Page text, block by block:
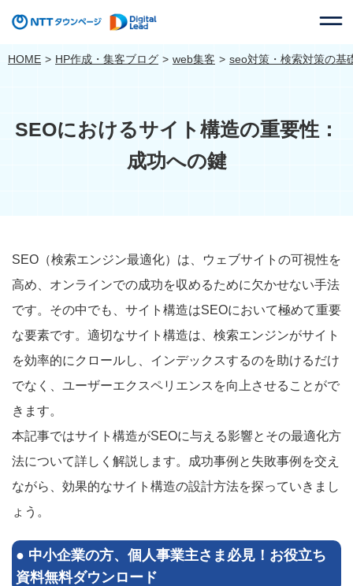
HOME HP作成・集客ブログ web集客 seo対策・検索対策の基
SEOにおけるサイト構造の重要性：
成功への鍵
SEO（検索エンジン最適化）は、ウェブサイトの可視性を
高め、オンラインでの成功を収めるために欠かせない手法
です。その中でも、サイト構造はSEOにおいて極めて重要
な要素です。適切なサイト構造は、検索エンジンがサイト
を効率的にクロールし、インデックスするのを助けるだけ
でなく、ユーザーエクスペリエンスを向上させることがで
きます。
本記事ではサイト構造がSEOに与える影響とその最適化方
法について詳しく解説します。成功事例と失敗事例を交え
ながら、効果的なサイト構造の設計方法を探っていきまし
ょう。
● 中小企業の方、個人事業主さま必見！ お役立ち
資料無料ダウンロード